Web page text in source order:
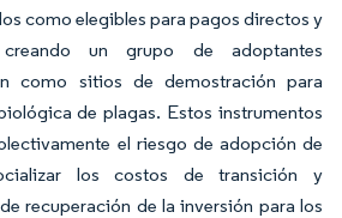
como elegibles para pagos directos y
un grupo de adoptantes
como sitios de demostración para
de plagas. Estos instrumentos
el riesgo de adopción de
los costos de transición y
recuperación de la inversión para los